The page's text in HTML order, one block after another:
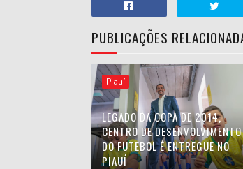
PUBLICAÇÕES
Piauí
LEGADO DA COPA DE 2014,
CENTRO DE DESENVOLVIMENTO
DO FUTEBOL É ENTREGUE NO
PIAUÍ